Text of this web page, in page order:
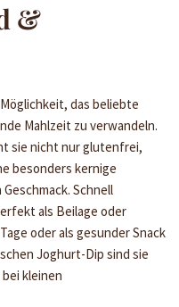
&
das beliebte
Mahlzeit zu verwandeln.
sie nicht nur glutenfrei,
besonders kernige
Schnell
als Beilage oder
oder als gesunder Snack
Joghurt-Dip sind sie
kleinen